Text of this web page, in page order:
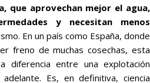
que aprovechan mejor el agua,
y necesitan menos
En un país como España, donde
freno de muchas cosechas, esta
diferencia entre una explotación
Es, en definitiva, ciencia